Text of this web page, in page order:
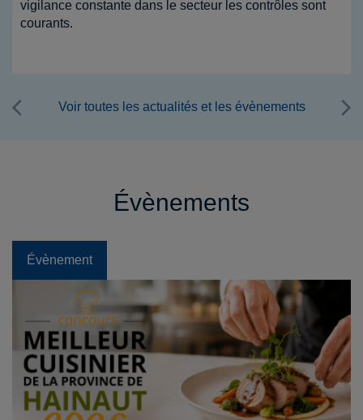
vigilance constante dans le secteur les contrôles sont
courants.
Voir toutes les actualités et les évènements
Évènements
Évènement